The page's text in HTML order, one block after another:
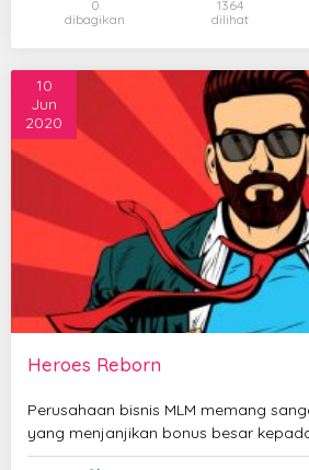
0
dibagikan
1364
dilihat
Heroes Reborn
10
Jun
2020
Perusahaan bisnis MLM memang
yang menjanjikan bonus besar